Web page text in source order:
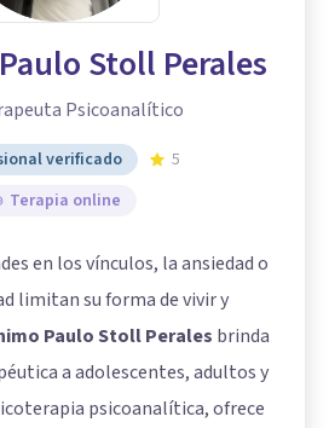
Stoll Perales
Psicoanalítico
verificado
5
Terapia online
en los vínculos, la ansiedad o
limitan su forma de vivir y
Paulo Stoll Perales brinda
a adolescentes, adultos y
psicoanalítica, ofrece